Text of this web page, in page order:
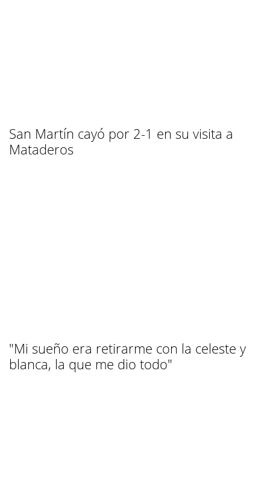
San Martín cayó por 2-1 en su visita a
Mataderos
"Mi sueño era retirarme con la celeste y
blanca, la que me dio todo"